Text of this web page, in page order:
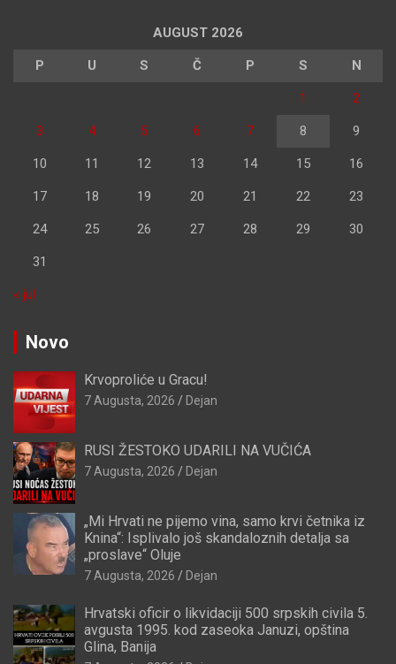
AUGUST 2026
P U S Č P S N
1 2
3 4 5 6 7 8 9
10 11 12 13 14 15 16
17 18 19 20 21 22 23
24 25 26 27 28 29 30
31
« jul
Novo
Krvoproliće u Gracu!
7 Augusta, 2026 Dejan
RUSI ŽESTOKO UDARILI NA VUČIĆA
7 Augusta, 2026 Dejan
„Mi Hrvati ne pijemo vina, samo krvi četnika iz
Knina“: Isplivalo još skandaloznih detalja sa
„proslave“ Oluje
7 Augusta, 2026 Dejan
Hrvatski oficir o likvidaciji 500 srpskih civila 5.
avgusta 1995. kod zaseoka Januzi, opština
Glina, Banija